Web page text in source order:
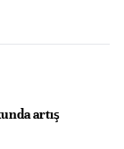
artış